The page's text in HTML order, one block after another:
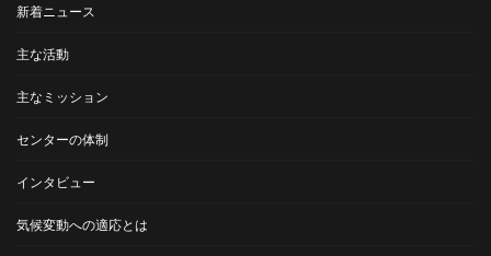
新着ニュース
主な活動
主なミッション
センターの体制
インタビュー
気候変動への適応とは